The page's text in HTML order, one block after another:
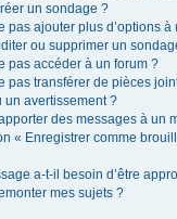
un sondage ?
pas ajouter plus d’options à
ou supprimer un
pas accéder à un forum ?
pas transférer de pièces
un avertissement ?
des messages à un
« Enregistrer comme
a-t-il besoin d’être
mes sujets ?